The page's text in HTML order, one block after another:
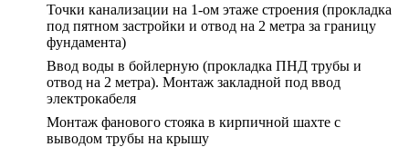
Точки канализации на 1-ом этаже строения (прокладка
под пятном застройки и отвод на 2 метра за границу
фундамента)
Ввод воды в бойлерную (прокладка ПНД трубы и
отвод на 2 метра). Монтаж закладной под ввод
электрокабеля
Монтаж фанового стояка в кирпичной шахте с
выводом трубы на крышу